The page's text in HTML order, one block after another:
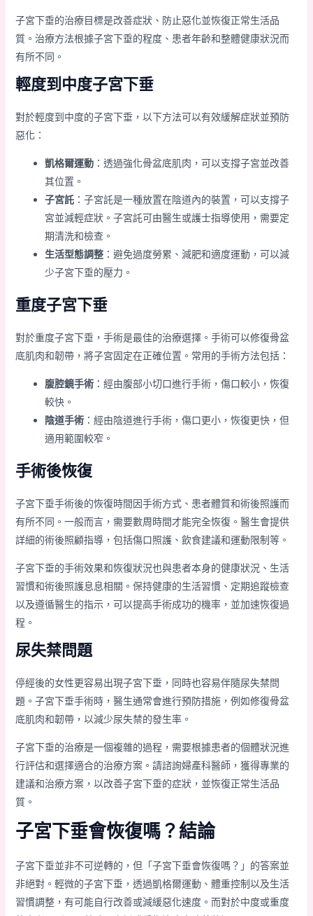
子宮下垂的治療目標是改善症狀、防止惡化並恢復正常生活品
質。治療方法根據子宮下垂的程度、患者年齡和整體健康狀況而
有所不同。
輕度到中度子宮下垂
對於輕度到中度的子宮下垂，以下方法可以有效緩解症狀並預防
惡化：
凱格爾運動：透過強化骨盆底肌肉，可以支撐子宮並改善
其位置。
子宮託：子宮託是一種放置在陰道內的裝置，可以支撐子
宮並減輕症狀。子宮託可由醫生或護士指導使用，需要定
期清洗和檢查。
生活型態調整：避免過度勞累、減肥和適度運動，可以減
少子宮下垂的壓力。
重度子宮下垂
對於重度子宮下垂，手術是最佳的治療選擇。手術可以修復骨盆
底肌肉和韌帶，將子宮固定在正確位置。常用的手術方法包括：
腹腔鏡手術：經由腹部小切口進行手術，傷口較小，恢復
較快。
陰道手術：經由陰道進行手術，傷口更小，恢復更快，但
適用範圍較窄。
手術後恢復
子宮下垂手術後的恢復時間因手術方式、患者體質和術後照護而
有所不同。一般而言，需要數周時間才能完全恢復。醫生會提供
詳細的術後照顧指導，包括傷口照護、飲食建議和運動限制等。
子宮下垂的手術效果和恢復狀況也與患者本身的健康狀況、生活
習慣和術後照護息息相關。保持健康的生活習慣、定期追蹤檢查
以及遵循醫生的指示，可以提高手術成功的機率，並加速恢復過
程。
尿失禁問題
停經後的女性更容易出現子宮下垂，同時也容易伴隨尿失禁問
題。子宮下垂手術時，醫生通常會進行預防措施，例如修復骨盆
底肌肉和韌帶，以減少尿失禁的發生率。
子宮下垂的治療是一個複雜的過程，需要根據患者的個體狀況進
行評估和選擇適合的治療方案。請諮詢婦產科醫師，獲得專業的
建議和治療方案，以改善子宮下垂的症狀，並恢復正常生活品
質。
子宮下垂會恢復嗎？結論
子宮下垂並非不可逆轉的，但「子宮下垂會恢復嗎？」的答案並
非絕對。輕微的子宮下垂，透過凱格爾運動、體重控制以及生活
習慣調整，有可能自行改善或減緩惡化速度。而對於中度或重度